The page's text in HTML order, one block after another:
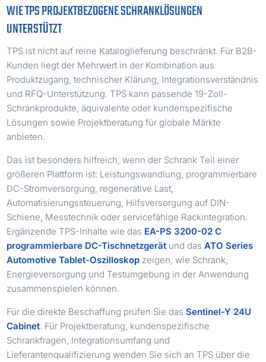
WIE TPS PROJEKTBEZOGENE SCHRANKLÖSUNGEN
UNTERSTÜTZT
TPS ist nicht auf reine Kataloglieferung beschränkt. Für B2B-
Kunden liegt der Mehrwert in der Kombination aus
Produktzugang, technischer Klärung, Integrationsverständnis
und RFQ-Unterstützung. TPS kann passende 19-Zoll-
Schrankprodukte, äquivalente oder kundenspezifische
Lösungen sowie Projektberatung für globale Märkte
anbieten.
Das ist besonders hilfreich, wenn der Schrank Teil einer
größeren Plattform ist: Leistungswandlung, programmierbare
DC-Stromversorgung, regenerative Last,
Automatisierungssteuerung, Hilfsversorgung auf DIN-
Schiene, Messtechnik oder servicefähige Rackintegration.
Ergänzende TPS-Inhalte wie das EA-PS 3200-02 C
programmierbare DC-Tischnetzgerät und dasATO Series
Automotive Tablet-Oszilloskop zeigen, wie Schrank,
Energieversorgung und Testumgebung in der Anwendung
zusammenspielen können.
Für die direkte Beschaffung prüfen Sie dasSentinel-Y 24U
Cabinet. Für Projektberatung, kundenspezifische
Schrankfragen, Integrationsumfang und
Lieferantenqualifizierung wenden Sie sich an TPS über die